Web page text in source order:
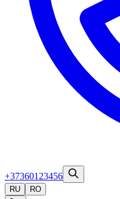
+37360123456
RU RO